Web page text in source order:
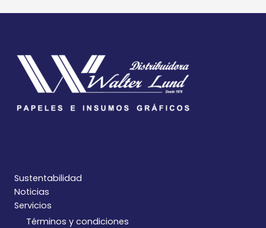
Sustentabilidad
Noticias
Servicios
Términos y condiciones